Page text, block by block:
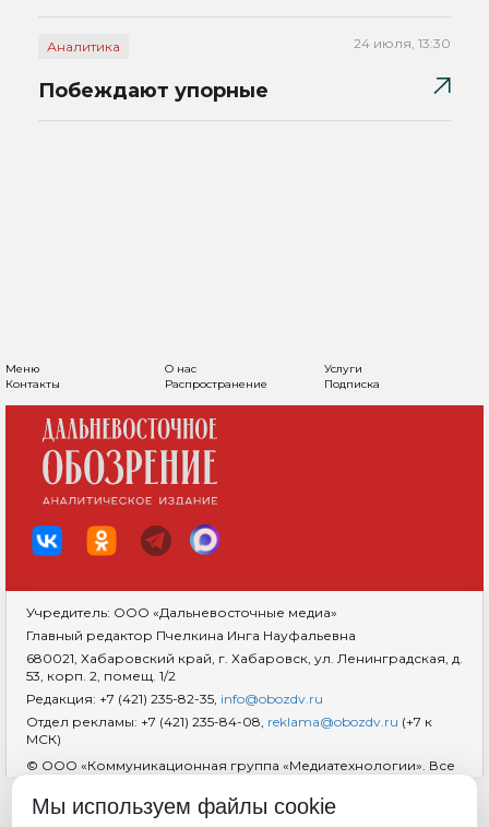
Аналитика 24 июля, 13:30
Побеждают упорные
Меню О нас
Услуги
Контакты
Распространение Подписка
Учредитель: ООО «Дальневосточные медиа»
Главный редактор Пчелкина Инга Науфальевна
680021, Хабаровский край, г. Хабаровск, ул. Ленинградская, д.
53, корп. 2, помещ. 1/2
Редакция: +7 (421) 235-82-35, info@obozdv.ru
Отдел рекламы: +7 (421) 235-84-08, reklama@obozdv.ru (+7 к
МСК)
© ООО «Коммуникационная группа «Медиатехнологии». Все
гиперссылка на сайтdvobozrenie.ru обязательна.
Мы используем файлы cookie